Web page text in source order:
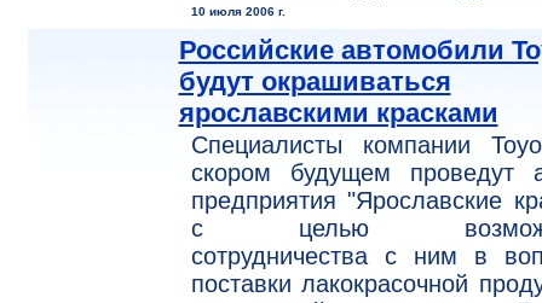
10 июля 2006 г.
Российские автомобили
будут окрашиваться
ярославскими красками
Специалисты компании
скором будущем проведут
предприятия "Ярославские
с целью
сотрудничества с ним в
поставки лакокрасочной